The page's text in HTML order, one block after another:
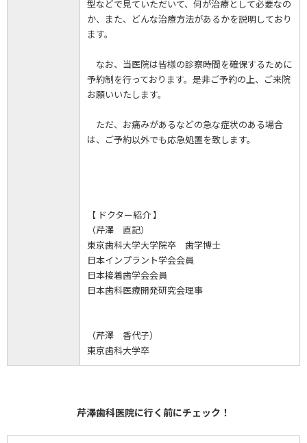
型などで見ていただいて、何が治療として必要なの
か、また、どんな治療方法があるかを説明しており
ます。
なお、当医院は皆様の診察時間を確保するために
予約制を行っております。是非ご予約の上、ご来院
お願いいたします。
ただ、お痛みがあるなどの急な症状のある場合
は、ご予約以外でも応急処置を致します。
【 ドクター紹介 】
（芹澤 直記）
東京歯科大学大学院卒 歯学博士
日本インプラント学会会員
日本接着歯学会会員
日本歯科医療開発研究会理事
（芹澤 香代子）
東京歯科大学卒
芹澤歯科医院に行く前にチェック！